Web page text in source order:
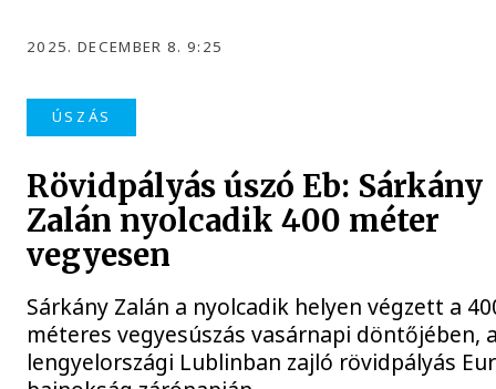
2025. DECEMBER 8. 9:25
ÚSZÁS
Rövidpályás úszó Eb: Sárkány
Zalán nyolcadik 400 méter
vegyesen
Sárkány Zalán a nyolcadik helyen végzett a
méteres vegyesúszás vasárnapi döntőjében,
lengyelországi Lublinban zajló rövidpályás